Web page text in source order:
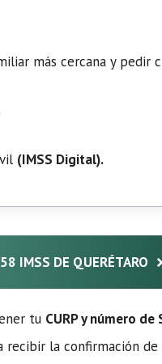
más cercana y pedir
(IMSS Digital).
IMSS DE QUERÉTARO
tu CURP y número
recibir la confirmación